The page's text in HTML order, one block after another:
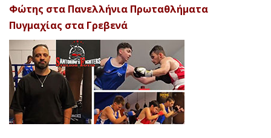
Φώτης στα Πανελλήνια Πρωταθλήματα
Πυγμαχίας στα Γρεβενά